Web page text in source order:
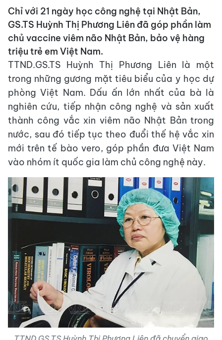
Chỉ với 21 ngày học công nghệ tại Nhật Bản,
GS.TS Huỳnh Thị Phương Liên đã góp phần làm
chủ vaccine viêm não Nhật Bản, bảo vệ hàng
triệu trẻ em Việt Nam.
TTND.GS.TS Huỳnh Thị Phương Liên là một
trong những gương mặt tiêu biểu của y học dự
phòng Việt Nam. Dấu ấn lớn nhất của bà là
nghiên cứu, tiếp nhận công nghệ và sản xuất
thành công vắc xin viêm não Nhật Bản trong
nước, sau đó tiếp tục theo đuổi thế hệ vắc xin
mới trên tế bào vero, góp phần đưa Việt Nam
vào nhóm ít quốc gia làm chủ công nghệ này.